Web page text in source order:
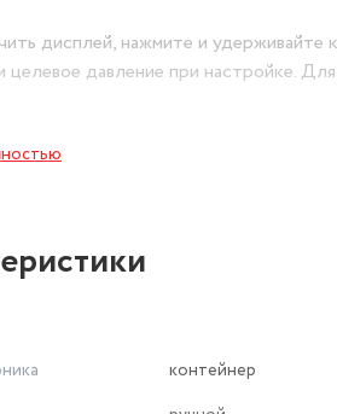
дисплей, нажмите и удерживайте
целевое давление при настройке.
поможет вам вычистить
ей удобно убирать решётчатые
на кнопку повторно. Фонарик
контейнер